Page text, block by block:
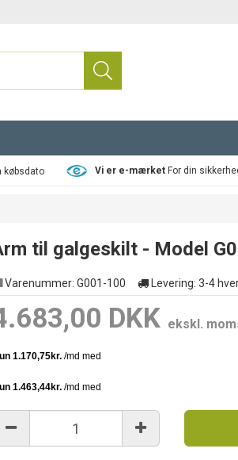
købsdato Vi er e-mærketFor din
til galgeskilt - Model
Varenummer: G001-100 Levering: 3-4
DKK ekskl.